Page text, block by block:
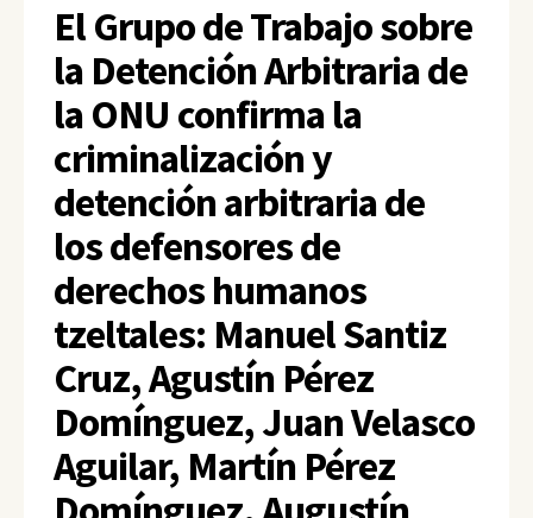
El Grupo de Trabajo sobre
la Detención Arbitraria de
la ONU confirma la
criminalización y
detención arbitraria de
los defensores de
derechos humanos
tzeltales: Manuel Santiz
Cruz, Agustín Pérez
Domínguez, Juan Velasco
Aguilar, Martín Pérez